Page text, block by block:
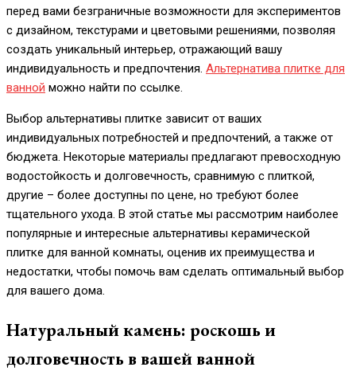
перед вами безграничные возможности для экспериментов
с дизайном, текстурами и цветовыми решениями, позволяя
создать уникальный интерьер, отражающий вашу
индивидуальность и предпочтения. Альтернатива плитке для
ванной можно найти по ссылке.
Выбор альтернативы плитке зависит от ваших
индивидуальных потребностей и предпочтений, а также от
бюджета. Некоторые материалы предлагают превосходную
водостойкость и долговечность, сравнимую с плиткой,
другие – более доступны по цене, но требуют более
тщательного ухода. В этой статье мы рассмотрим наиболее
популярные и интересные альтернативы керамической
плитке для ванной комнаты, оценив их преимущества и
недостатки, чтобы помочь вам сделать оптимальный выбор
для вашего дома.
Натуральный камень: роскошь и
долговечность в вашей ванной